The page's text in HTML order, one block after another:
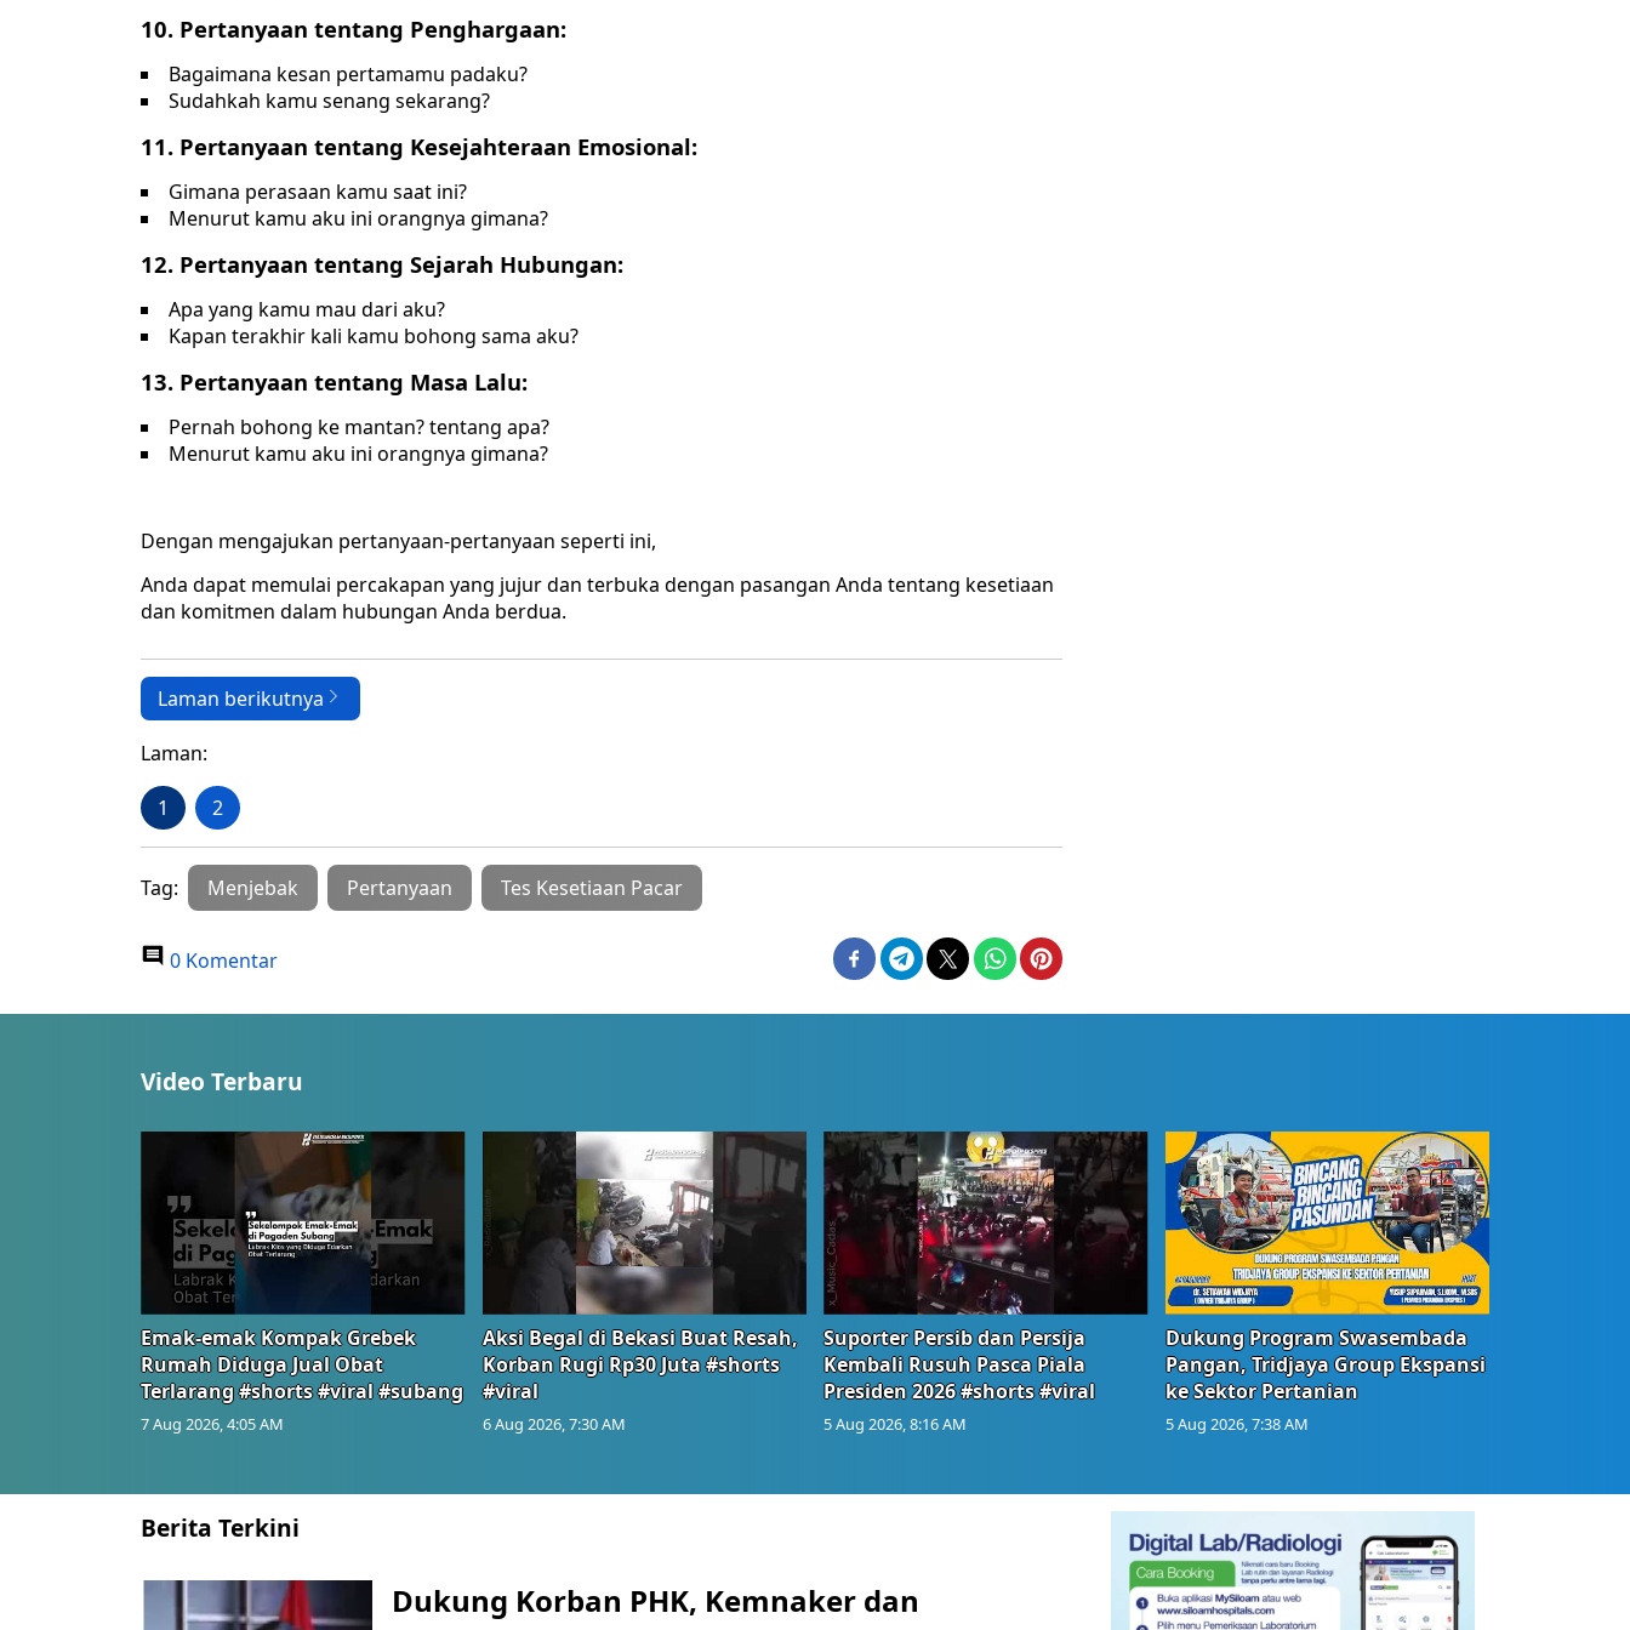
10. Pertanyaan tentang Penghargaan:
Bagaimana kesan pertamamu padaku?
Sudahkah kamu senang sekarang?
11. Pertanyaan tentang Kesejahteraan Emosional:
Gimana perasaan kamu saat ini?
Menurut kamu aku ini orangnya gimana?
12. Pertanyaan tentang Sejarah Hubungan:
Apa yang kamu mau dari aku?
Kapan terakhir kali kamu bohong sama aku?
13. Pertanyaan tentang Masa Lalu:
Pernah bohong ke mantan? tentang apa?
Menurut kamu aku ini orangnya gimana?
Dengan mengajukan pertanyaan-pertanyaan seperti ini,
Anda dapat memulai percakapan yang jujur dan terbuka dengan pasangan Anda tentang kesetiaan
dan komitmen dalam hubungan Anda berdua.
Laman berikutnya
Laman:
1 2
Tag: Menjebak Pertanyaan Tes Kesetiaan Pacar
0 Komentar
Video Terbaru
Emak-emak Kompak Grebek
Rumah Diduga Jual Obat
Terlarang #shorts #viral #subang
7 Aug 2026, 4:05 AM
Aksi Begal di Bekasi Buat Resah,
Korban Rugi Rp30 Juta #shorts
#viral
6 Aug 2026, 7:30 AM
Suporter Persib dan Persija
Kembali Rusuh Pasca Piala
Presiden 2026 #shorts #viral
5 Aug 2026, 8:16 AM
Dukung Program Swasembada
Pangan, Tridjaya Group Ekspansi
ke Sektor Pertanian
5 Aug 2026, 7:38 AM
Berita Terkini
Dukung Korban PHK, Kemnaker dan